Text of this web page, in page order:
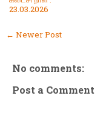
23.03.2026
← Newer Post
No comments:
Post a Comment